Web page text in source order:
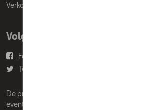
Verkoopsvoorwaarden
Volg Ons
Facebook
Twitter
De prijzen op deze site zijn adviesprijzen (incl.
eventuele installatiekosten. Voor meer